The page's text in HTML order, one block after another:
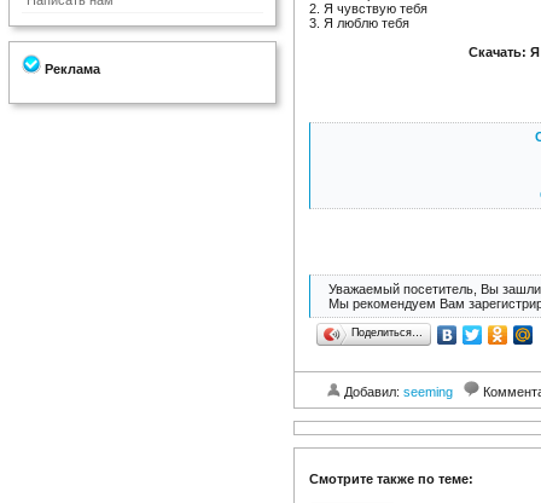
Реклама
2. Я чувствую тебя
3. Я люблю тебя
Скачать:
Уважаемый посетитель, Вы зашли
Мы рекомендуем Вам
Поделиться…
Добавил: seeming
Смотрите также по теме: